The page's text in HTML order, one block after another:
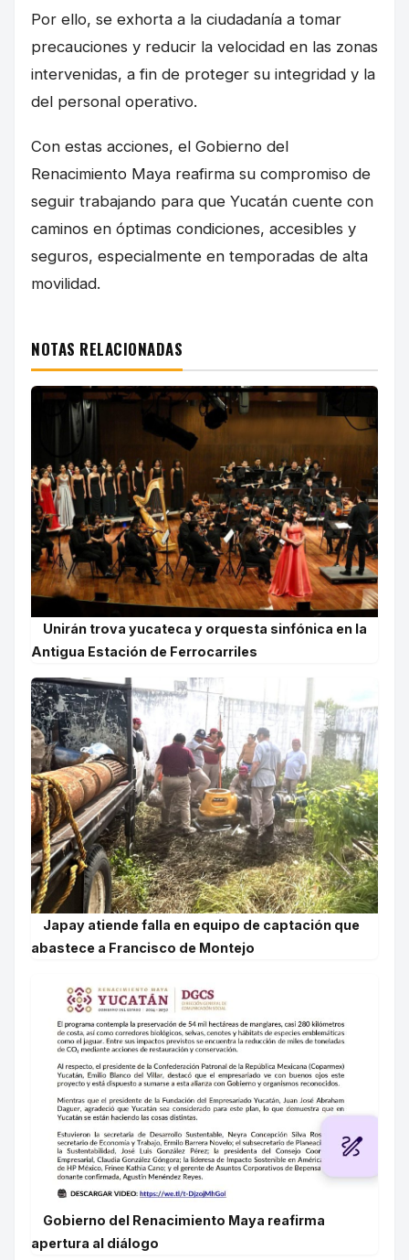
Por ello, se exhorta a la ciudadanía a tomar
precauciones y reducir la velocidad en las zonas
intervenidas, a fin de proteger su integridad y la
del personal operativo.
Con estas acciones, el Gobierno del
Renacimiento Maya reafirma su compromiso de
seguir trabajando para que Yucatán cuente con
caminos en óptimas condiciones, accesibles y
seguros, especialmente en temporadas de alta
movilidad.
NOTAS RELACIONADAS
Unirán trova yucateca y orquesta sinfónica en la
Antigua Estación de Ferrocarriles
Japay atiende falla en equipo de captación que
abastece a Francisco de Montejo
Gobierno del Renacimiento Maya reafirma
apertura al diálogo